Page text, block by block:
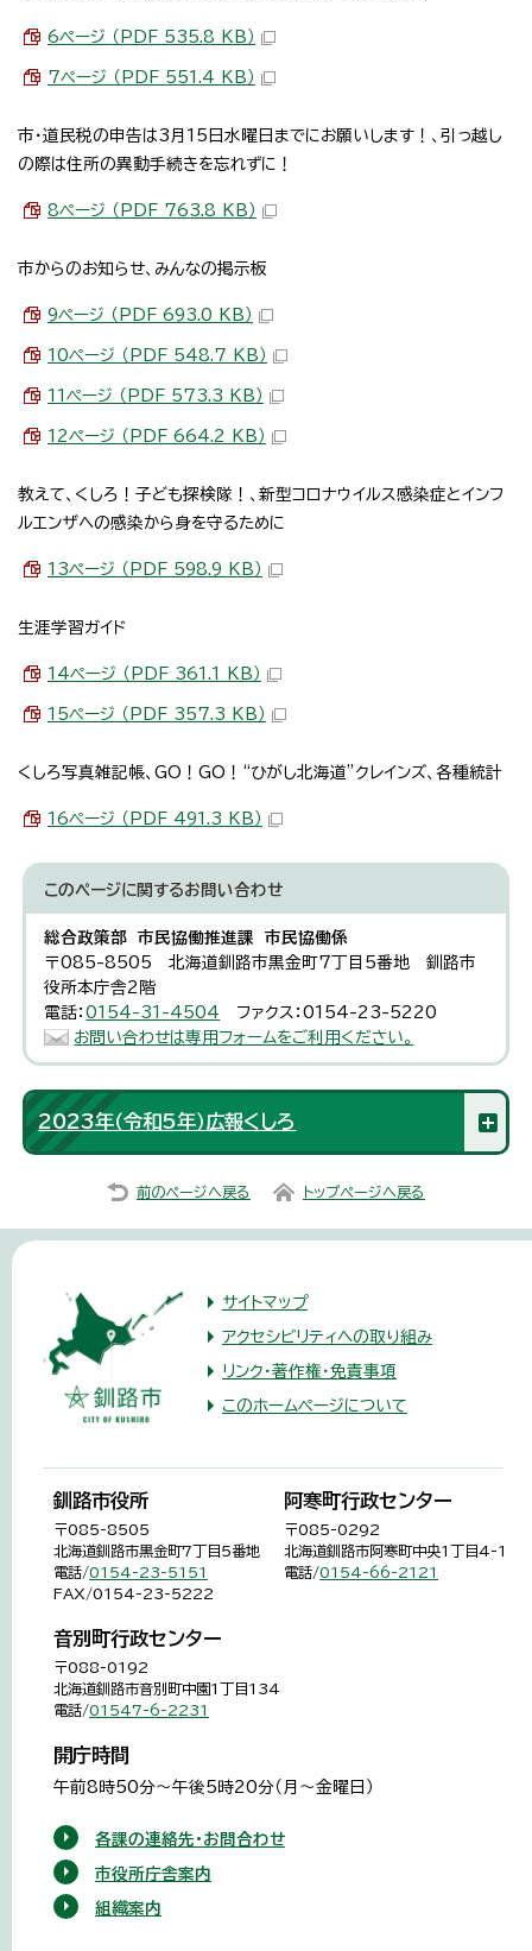
6ページ （PDF 535.8 KB）
7ページ （PDF 551.4 KB）
市・道民税の申告は3月15日水曜日までにお願いします！、引っ越し
の際は住所の異動手続きを忘れずに！
8ページ （PDF 763.8 KB）
市からのお知らせ、みんなの掲示板
9ページ （PDF 693.0 KB）
10ページ （PDF 548.7 KB）
11ページ （PDF 573.3 KB）
12ページ （PDF 664.2 KB）
教えて、くしろ！子ども探検隊！、新型コロナウイルス感染症とインフ
ルエンザへの感染から身を守るために
13ページ （PDF 598.9 KB）
生涯学習ガイド
14ページ （PDF 361.1 KB）
15ページ （PDF 357.3 KB）
くしろ写真雑記帳、GO！GO！“ひがし北海道”クレインズ、各種統計
16ページ （PDF 491.3 KB）
このページに関するお問い合わせ
総合政策部 市民協働推進課 市民協働係
〒085-8505 北海道釧路市黒金町7丁目5番地 釧路市
役所本庁舎2階
電話：0154-31-4504
ファクス：0154-23-5220
お問い合わせは専用フォームをご利用ください。
2023年（令和5年）広報くしろ
前のページへ戻る トップページへ戻る
サイトマップ
アクセシビリティへの取り組み
リンク・著作権・免責事項
このホームページについて
釧路市役所
〒085-8505
北海道釧路市黒金町7丁目5番地
電話/0154-23-5151
FAX/0154-23-5222
阿寒町行政センター
〒085-0292
北海道釧路市阿寒町中央1丁目4-1
電話/0154-66-2121
音別町行政センター
〒088-0192
北海道釧路市音別町中園1丁目134
電話/01547-6-2231
開庁時間
午前8時50分～午後5時20分（月～金曜日）
各課の連絡先・お問合わせ
市役所庁舎案内
組織案内